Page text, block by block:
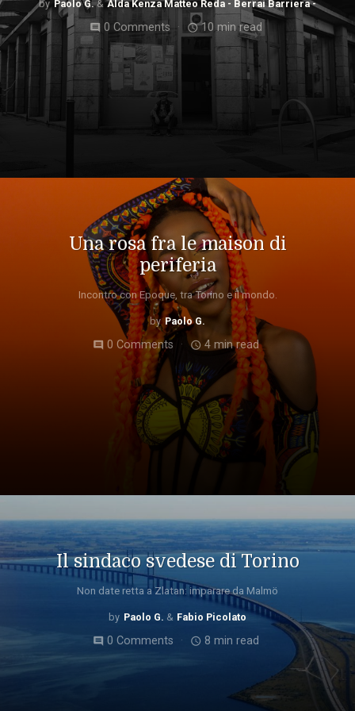
Paolo G. Alda Kenza Matteo Reda - Berrai Barriera -
comment 0 Comments access_time10 min read
Una rosa fra le maison di
periferia
Incontro con Epoque, tra Torino e il mondo.
Paolo G.
comment 0 Comments access_time 4 min read
Il sindaco svedese di Torino
Non date retta a Zlatan: imparare da Malmö
Paolo G. Fabio Picolato
comment0 Comments access_time 8 min read